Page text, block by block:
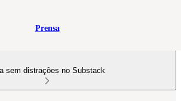
Prensa
sem distrações no Substack